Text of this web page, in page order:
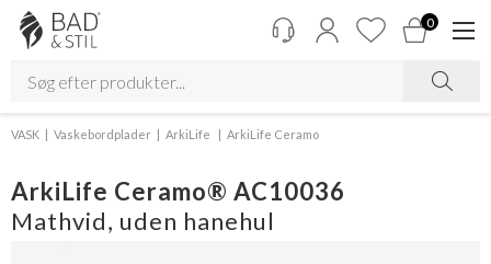
0
VASK Vaskebordplader ArkiLife ArkiLife Ceramo
ArkiLife Ceramo® AC10036
Mathvid, uden hanehul